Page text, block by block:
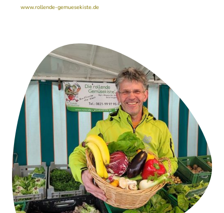
www.rollende-gemuesekiste.de